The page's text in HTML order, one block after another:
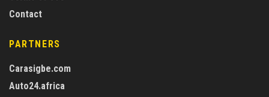
Contact
PARTNERS
Carasigbe.com
Auto24.africa